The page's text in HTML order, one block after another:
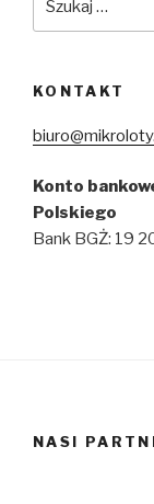
KONTAKT
Konto
Polskiego
Bank BGŻ: 19
NASI